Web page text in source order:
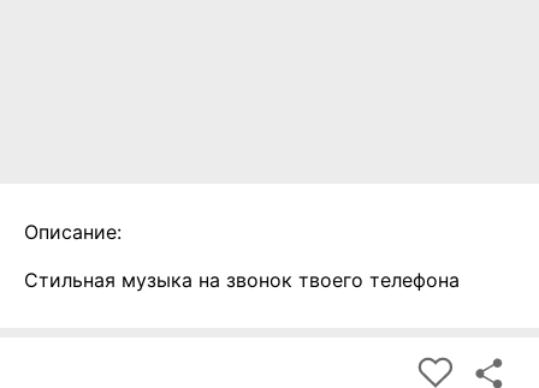
Описание:
Стильная музыка на звонок твоего телефона